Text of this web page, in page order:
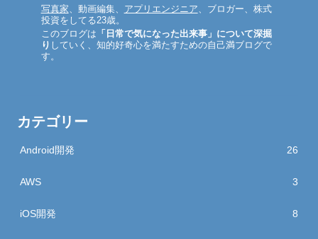
写真家 、動画編集、 アプリエンジニア 、ブロガー、株式
投資をしてる23歳。
このブログは 「日常で気になった出来事」について深掘
り していく、知的好奇心を満たすための自己満ブログで
す。
カテゴリー
Android開発 26
AWS 3
iOS開発 8